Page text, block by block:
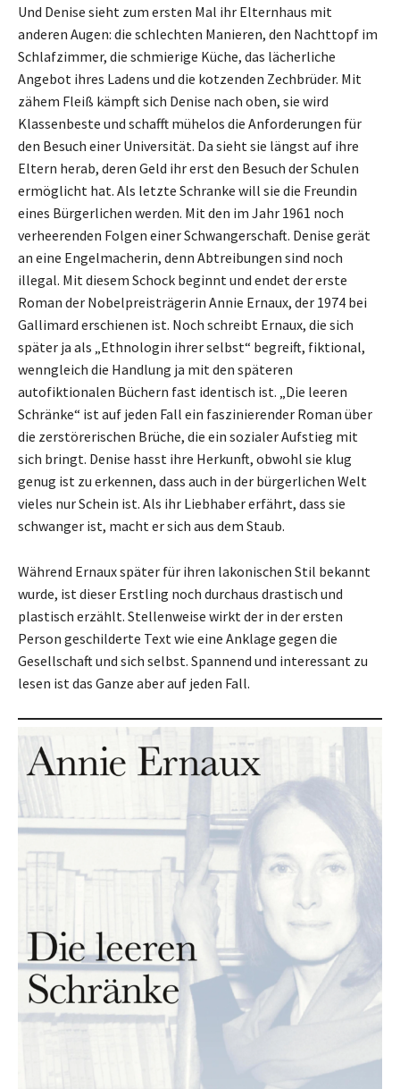
Und Denise sieht zum ersten Mal ihr Elternhaus mit
anderen Augen: die schlechten Manieren, den Nachttopf im
Schlafzimmer, die schmierige Küche, das lächerliche
Angebot ihres Ladens und die kotzenden Zechbrüder. Mit
zähem Fleiß kämpft sich Denise nach oben, sie wird
Klassenbeste und schafft mühelos die Anforderungen für
den Besuch einer Universität. Da sieht sie längst auf ihre
Eltern herab, deren Geld ihr erst den Besuch der Schulen
ermöglicht hat. Als letzte Schranke will sie die Freundin
eines Bürgerlichen werden. Mit den im Jahr 1961 noch
verheerenden Folgen einer Schwangerschaft. Denise gerät
an eine Engelmacherin, denn Abtreibungen sind noch
illegal. Mit diesem Schock beginnt und endet der erste
Roman der Nobelpreisträgerin Annie Ernaux, der 1974 bei
Gallimard erschienen ist. Noch schreibt Ernaux, die sich
später ja als „Ethnologin ihrer selbst“ begreift, fiktional,
wenngleich die Handlung ja mit den späteren
autofiktionalen Büchern fast identisch ist. „Die leeren
Schränke“ ist auf jeden Fall ein faszinierender Roman über
die zerstörerischen Brüche, die ein sozialer Aufstieg mit
sich bringt. Denise hasst ihre Herkunft, obwohl sie klug
genug ist zu erkennen, dass auch in der bürgerlichen Welt
vieles nur Schein ist. Als ihr Liebhaber erfährt, dass sie
schwanger ist, macht er sich aus dem Staub.
Während Ernaux später für ihren lakonischen Stil bekannt
wurde, ist dieser Erstling noch durchaus drastisch und
plastisch erzählt. Stellenweise wirkt der in der ersten
Person geschilderte Text wie eine Anklage gegen die
Gesellschaft und sich selbst. Spannend und interessant zu
lesen ist das Ganze aber auf jeden Fall.